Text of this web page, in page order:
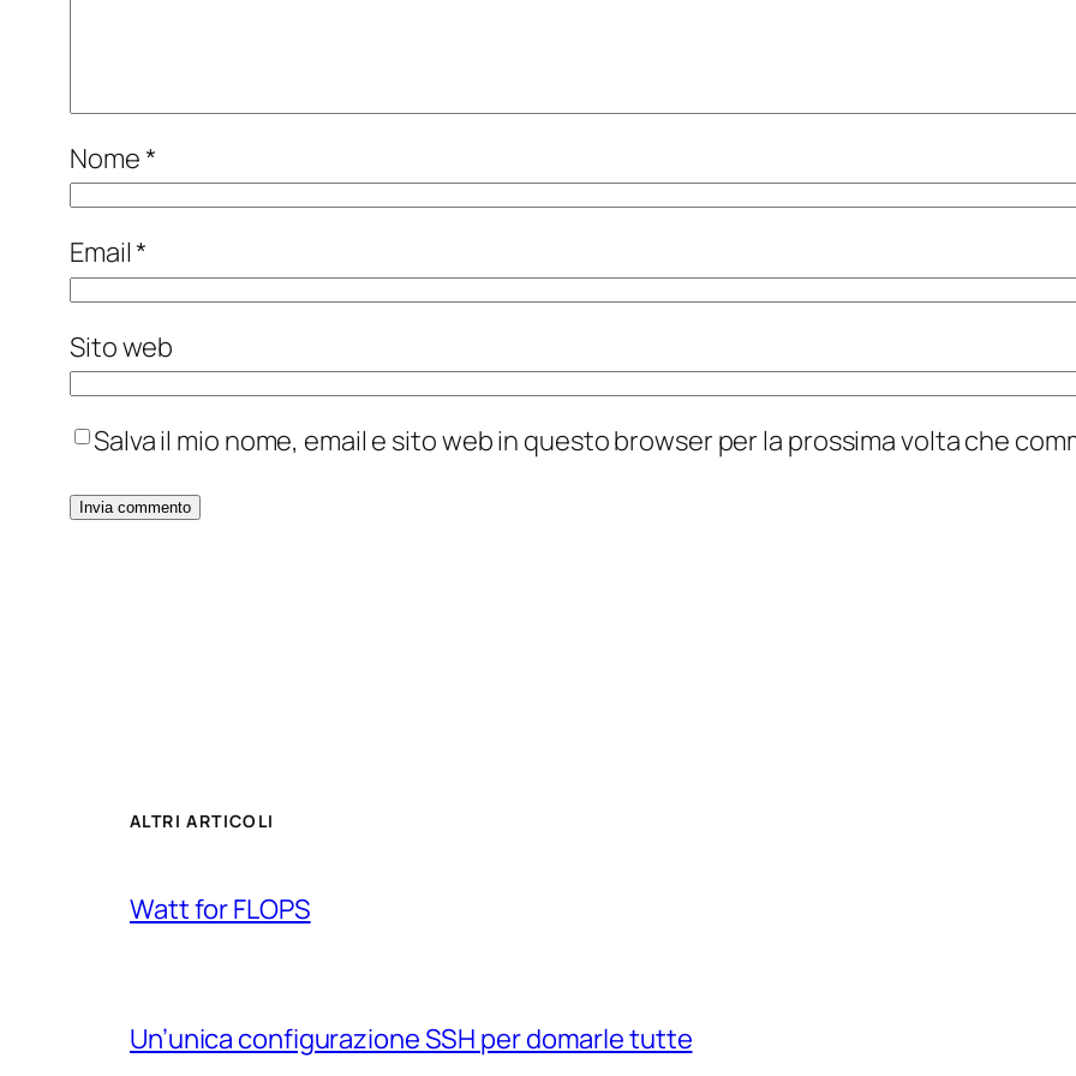
Nome*
Email*
Sito web
Salva il mio nome, email e sito web in questo browser per la prossima volta che
ALTRI ARTICOLI
Watt for FLOPS
Un’unica configurazione SSH per domarle tutte